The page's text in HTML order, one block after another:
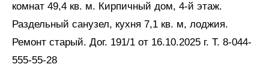
комнат 49,4 кв. м. Кирпичный дом, 4-й этаж.
Раздельный санузел, кухня 7,1 кв. м, лоджия.
Ремонт старый. Дог. 191/1 от 16.10.2025 г. Т. 8-044-
555-55-28